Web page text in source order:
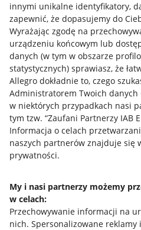
innymi unikalne identyfikatory,
zapewnić, że dopasujemy do
Wyrażając zgodę na
urządzeniu końcowym lub
danych (w tym w obszarze
statystycznych) sprawiasz, że
Allegro dokładnie to, czego
Administratorem Twoich danych
w niektórych przypadkach nasi
tym tzw. “Zaufani Partnerzy IAB
Informacja o celach
naszych partnerów znajduje się
prywatności.
My i nasi partnerzy możemy
w celach:
Przechowywanie informacji na
nich. Spersonalizowane
Przydatne informacje
Jak to działa
Allegro Gadane dla sprzedających
Allegro Gadane dla kupujących